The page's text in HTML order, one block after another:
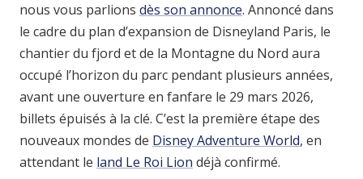
nous vous parlions dès son annonce. Annoncé dans
le cadre du plan d’expansion de Disneyland Paris, le
chantier du fjord et de la Montagne du Nord aura
occupé l’horizon du parc pendant plusieurs années,
avant une ouverture en fanfare le 29 mars 2026,
billets épuisés à la clé. C’est la première étape des
nouveaux mondes de Disney Adventure World, en
attendant le land Le Roi Lion déjà confirmé.